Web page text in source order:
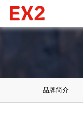
品牌简介